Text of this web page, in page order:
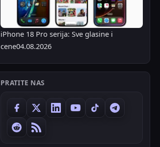
iPhone 18 Pro serija: Sve glasine i
cene04.08.2026
PRATITE NAS